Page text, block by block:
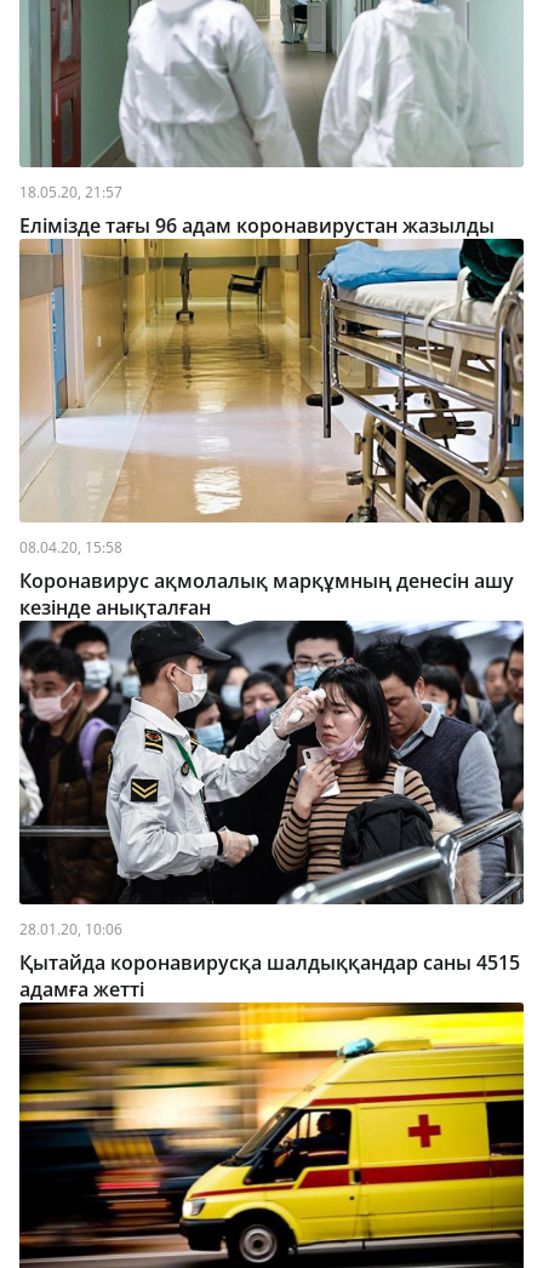
18.05.20, 21:57
Елімізде тағы 96 адам коронавирустан жазылды
08.04.20, 15:58
Коронавирус ақмолалық марқұмның денесін ашу
кезінде анықталған
28.01.20, 10:06
Қытайда коронавирусқа шалдыққандар саны 4515
адамға жетті